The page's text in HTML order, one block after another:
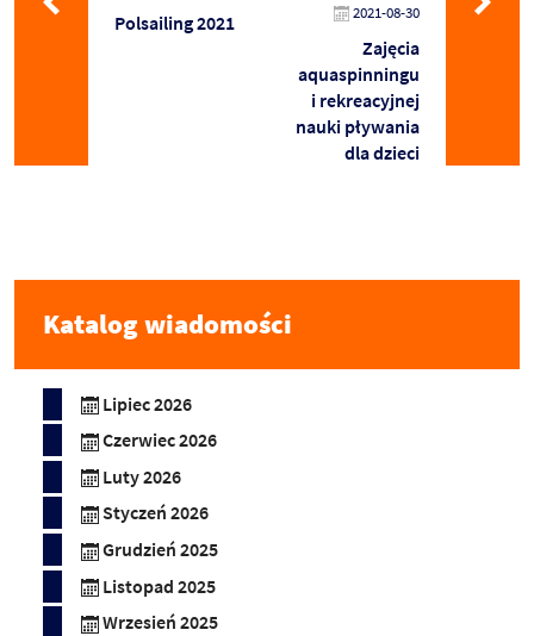
Polsailing 2021 2021-08-30
Zajęcia
aquaspinningu
i rekreacyjnej
nauki pływania
dla dzieci
Katalog wiadomości
Lipiec 2026
Czerwiec 2026
Luty 2026
Styczeń 2026
Grudzień 2025
Listopad 2025
Wrzesień 2025